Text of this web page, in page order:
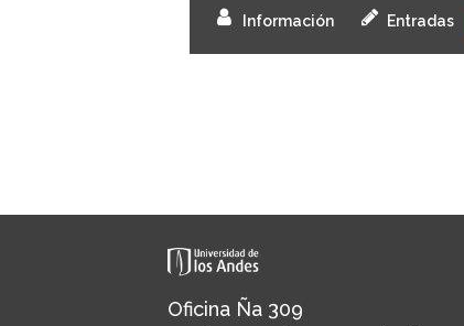
Información Entradas
Oficina Ña 309